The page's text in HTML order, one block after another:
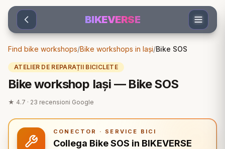
Sari la conținut
BIKEVERSE
Find bike workshops/Bike workshops in Iași/Bike SOS
ATELIER DE REPARAȚII BICICLETE
Bike workshop Iași — Bike SOS
★ 4.7 · 23 recensioni Google
CONECTOR · SERVICE BICI
Collega Bike SOS in BIKEVERSE